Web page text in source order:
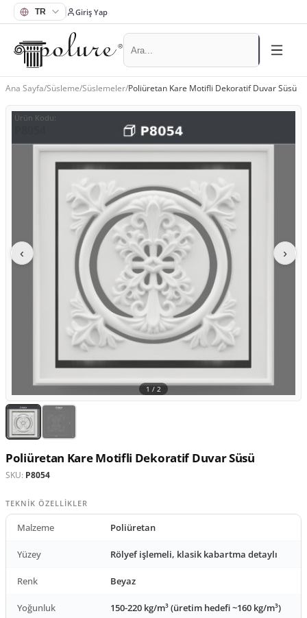
Giriş Yap
Ana Sayfa/Süsleme/Süslemeler/Poliüretan Kare Motifli Dekoratif Duvar Süsü
Ürün Kodu:
‹ ›
1 / 2
Poliüretan Kare Motifli Dekoratif Duvar Süsü
SKU: P8054
TEKNIK ÖZELLIKLER
Malzeme Poliüretan
Yüzey Rölyef işlemeli, klasik kabartma detaylı
Renk Beyaz
Yoğunluk 150-220 kg/m³ (üretim hedefi ~160 kg/m³)